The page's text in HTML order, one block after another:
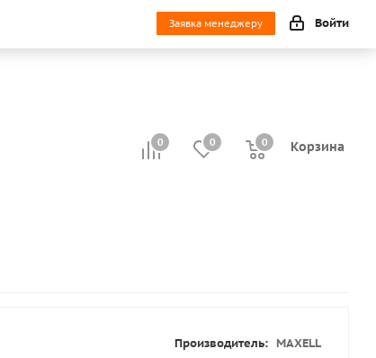
Заявка менеджеру Войти
0 0 Корзина
0
0
Производитель: MAXELL